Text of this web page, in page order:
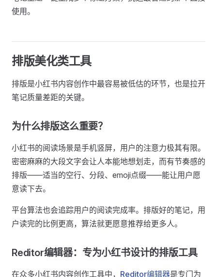
使用。
排版美化类工具
排版是小红书内容创作中最容易被低估的环节，也是拉开
笔记质量差距的关键。
为什么排版这么重要？
小红书的阅读场景是手机竖屏，用户的注意力极其有限。
密密麻麻的大段文字会让人本能地想划走，而有节奏感的
排版——适当的空行、分段、emoji点缀——能让用户愿
意读下去。
平台算法也会追踪用户的阅读完成率。排版好的笔记，用
户读完的比例更高，算法就更愿意推荐给更多人。
Reditor编辑器：专为小红书设计的排版工具
在众多小红书内容创作工具中， Reditor编辑器是专门为